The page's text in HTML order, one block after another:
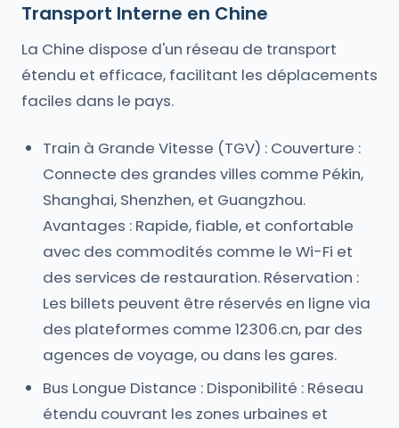
Transport Interne en Chine
La Chine dispose d'un réseau de transport
étendu et efficace, facilitant les déplacements
faciles dans le pays.
Train à Grande Vitesse (TGV) : Couverture :
Connecte des grandes villes comme Pékin,
Shanghai, Shenzhen, et Guangzhou.
Avantages : Rapide, fiable, et confortable
avec des commodités comme le Wi-Fi et
des services de restauration. Réservation :
Les billets peuvent être réservés en ligne via
des plateformes comme 12306.cn, par des
agences de voyage, ou dans les gares.
Bus Longue Distance : Disponibilité : Réseau
étendu couvrant les zones urbaines et